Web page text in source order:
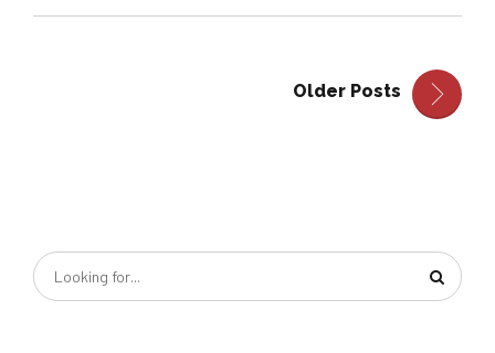
Older Posts